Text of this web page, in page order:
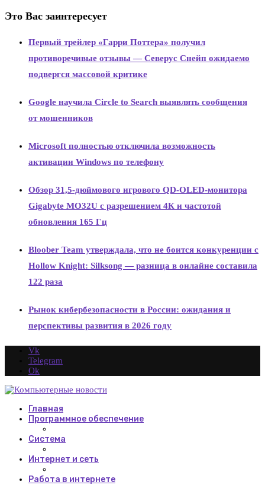
Это Вас заинтересует
Первый трейлер «Гарри Поттера» получил
противоречивые отзывы — Северус Снейп ожидаемо
подвергся массовой критике
Google научила Circle to Search выявлять сообщения
от мошенников
Microsoft полностью отключила возможность
активации Windows по телефону
Обзор 31,5-дюймового игрового QD-OLED-монитора
Gigabyte MO32U с разрешением 4К и частотой
обновления 165 Гц
Bloober Team утверждала, что не боится конкуренции с
Hollow Knight: Silksong — разница в онлайне составила
122 раза
Рынок кибербезопасности в России: ожидания и
перспективы развития в 2026 году
Vk
Telegram
Ok
Главная
Программное обеспечение
Система
Интернет и сеть
Работа в интернете